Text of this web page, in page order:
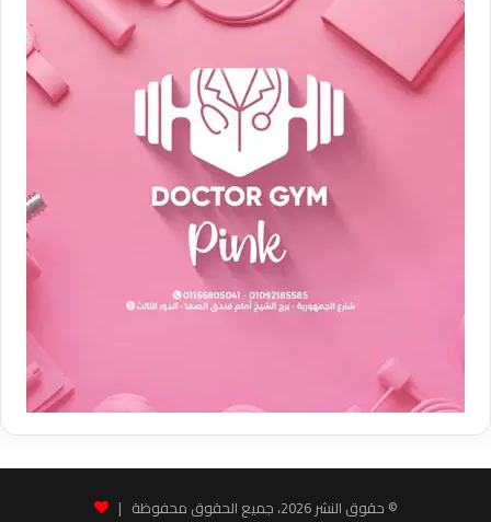
© حقوق النشر 2026، جميع الحقوق محفوظة |